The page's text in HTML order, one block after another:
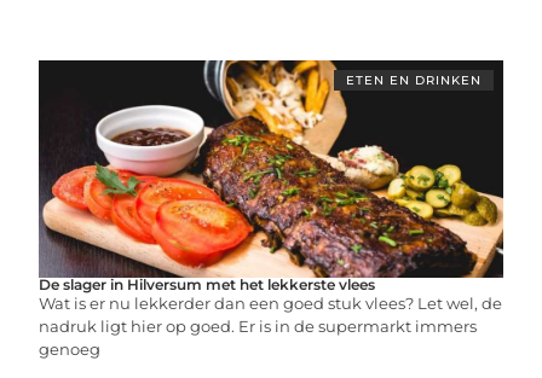
ETEN EN DRINKEN
De slager in Hilversum met het lekkerste vlees
Wat is er nu lekkerder dan een goed stuk vlees? Let wel, de
nadruk ligt hier op goed. Er is in de supermarkt immers
genoeg